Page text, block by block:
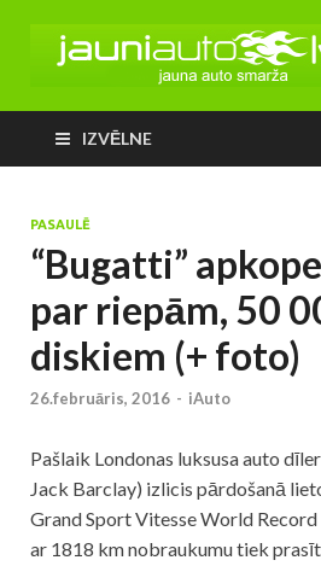
IZVĒLNE
PASAULĒ
“Bugatti”
par riepām, 50
diskiem (+ foto)
26.februāris, 2016 - iAuto
Pašlaik Londonas luksusa auto
Jack Barclay) izlicis pārdošanā
Grand Sport Vitesse World
ar 1818 km nobraukumu tiek